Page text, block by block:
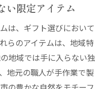
製ギフト
にした贈り物
を活かしたギフト
る贈り物
市のギフトの魅力
い限定アイテム
は、ギフト選びにおいて
らのアイテムは、地域特
地域では手に入らない独
地元の職人が手作業で製